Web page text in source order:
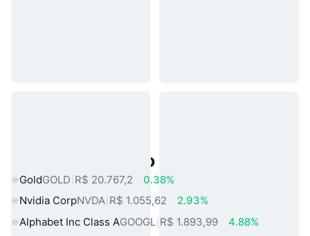
Ativos do Mundo Real Populares
GoldGOLD R$ 20.767,2
0.38%
Nvidia CorpNVDA R$ 1.055,62
2.93%
Alphabet Inc Class AGOOGL R$ 1.893,99
4.88%